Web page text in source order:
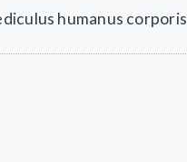
humanus corporis